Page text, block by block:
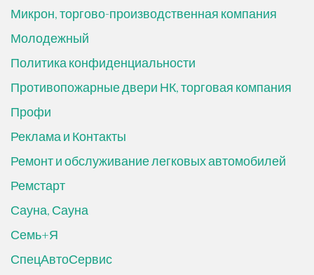
Микрон, торгово-производственная компания
Молодежный
Политика конфиденциальности
Противопожарные двери НК, торговая компания
Профи
Реклама и Контакты
Ремонт и обслуживание легковых автомобилей
Ремстарт
Сауна, Сауна
Семь+Я
СпецАвтоСервис